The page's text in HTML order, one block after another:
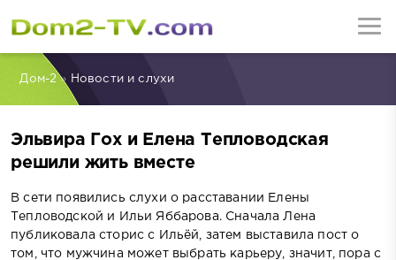
Дом-2» Новости и слухи
Эльвира Гох и Елена Тепловодская
решили жить вместе
В сети появились слухи о расставании Елены
Тепловодской и Ильи Яббарова. Сначала Лена
публиковала сторис с Ильёй, затем выставила пост о
том, что мужчина может выбрать карьеру, значит, пора с